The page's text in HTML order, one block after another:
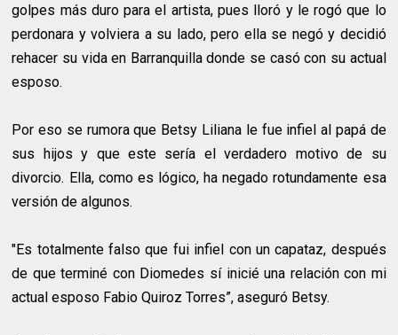
golpes más duro para el artista, pues lloró y le rogó que lo
perdonara y volviera a su lado, pero ella se negó y decidió
rehacer su vida en Barranquilla donde se casó con su actual
esposo.
Por eso se rumora que Betsy Liliana le fue infiel al papá de
sus hijos y que este sería el verdadero motivo de su
divorcio. Ella, como es lógico, ha negado rotundamente esa
versión de algunos.
"Es totalmente falso que fui infiel con un capataz, después
de que terminé con Diomedes sí inicié una relación con mi
actual esposo Fabio Quiroz Torres”, aseguró Betsy.